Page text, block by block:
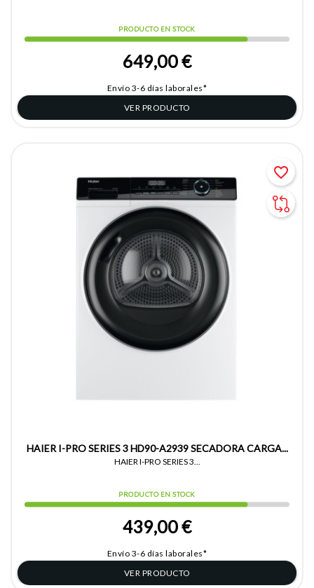
PRODUCTO EN STOCK
649,00 €
Envío 3-6 días laborales*
VER PRODUCTO
HAIER I-PRO SERIES 3 HD90-A2939 SECADORA CARGA...
HAIER I-PRO SERIES 3...
PRODUCTO EN STOCK
439,00 €
Envío 3-6 días laborales*
VER PRODUCTO
favorite_border